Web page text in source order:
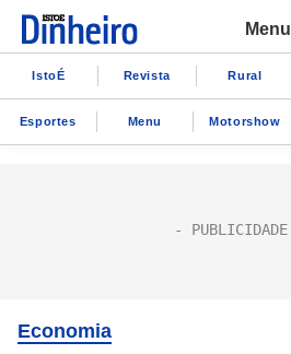
Menu
IstoÉ Revista Rural
Esportes Menu Motorshow
Economia